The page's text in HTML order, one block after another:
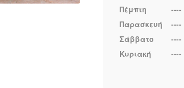
Πέμπτη
----
Παρασκευή
----
Σάββατο
----
Κυριακή
----